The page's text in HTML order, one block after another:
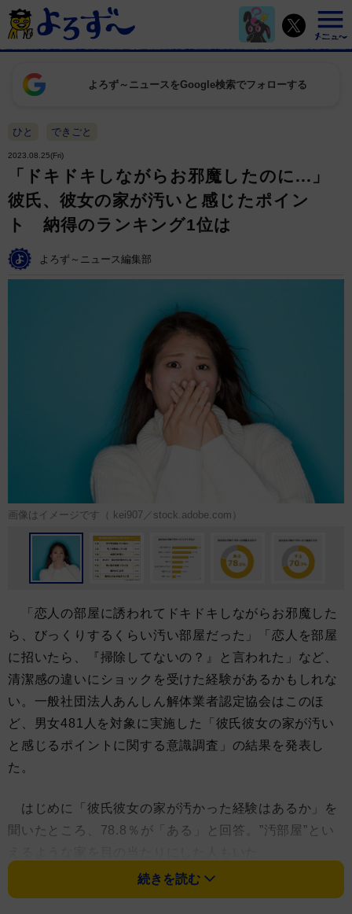
よろず～ニュースをGoogle検索でフォローする
ひと できごと
2023.08.25(Fri)
「ドキドキしながらお邪魔したのに...」
彼氏、彼女の家が汚いと感じたポイン
ト 納得のランキング1位は
よろず～ニュース編集部
画像はイメージです（ kei907／stock.adobe.com）
「恋人の部屋に誘われてドキドキしながらお邪魔した
ら、びっくりするくらい汚い部屋だった」「恋人を部屋
に招いたら、『掃除してないの？』と言われた」など、
清潔感の違いにショックを受けた経験があるかもしれな
い。一般社団法人あんしん解体業者認定協会はこのほ
ど、男女481人を対象に実施した「彼氏彼女の家が汚い
と感じるポイントに関する意識調査」の結果を発表し
た。
はじめに「彼氏彼女の家が汚かった経験はあるか」を
聞いたところ、78.8％が「ある」と回答。”汚部屋”とい
次に「どのような部屋を汚いと感じるか」を聞いたと
続きを読む